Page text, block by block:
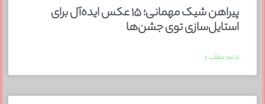
پیراهن شیک مهمانی؛ ۱۵ عکس ایده‌آل برای
استایل‌سازی توی جشن‌ها
ادامه مطلب »